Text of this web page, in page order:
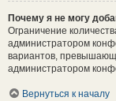
Почему я не могу
Ограничение
администратором
вариантов,
администратором
Вернуться к началу